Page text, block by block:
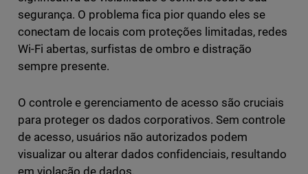
segurança. O problema fica pior quando eles se
conectam de locais com proteções limitadas, redes
Wi-Fi abertas, surfistas de ombro e distração
sempre presente.
O controle e gerenciamento de acesso são cruciais
para proteger os dados corporativos. Sem controle
de acesso, usuários não autorizados podem
visualizar ou alterar dados confidenciais, resultando